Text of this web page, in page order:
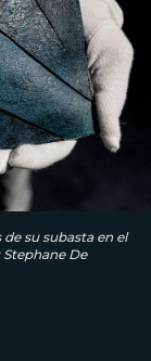
su subasta en el
De